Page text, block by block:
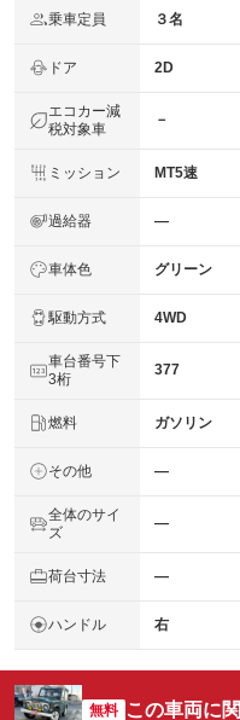
乗車定員 ３名
ドア 2D
エコカー減
税対象車
－
ミッション MT5速
過給器 ―
車体色 グリーン
駆動方式 4WD
車台番号下
3桁
377
燃料 ガソリン
その他 ―
全体のサイ
ズ
―
荷台寸法 ―
ハンドル 右
無料 この車両に